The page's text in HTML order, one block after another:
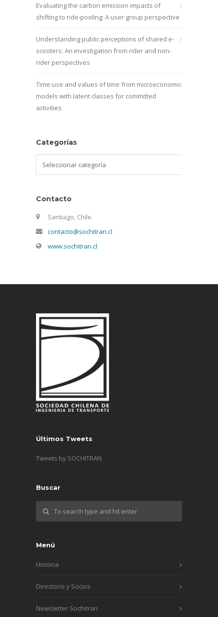
Evaluating the carbon emission impacts of
shifting to ride-pooling: A user group perspective
Understanding public perceptions of shared e-
scooters: An investigation from rider and non-
rider perspectives
Time-use and values of time from microeconomic
models with latent classes for committed
activities
Categorías
Contacto
Santiago, Chile.
contacto@sochitran.cl
www.sochitran.cl
Últimos Tweets
Tweets by SOCHITRAN
Buscar
Menú
Historia
Directorio y Socios
Newsletter Sochitran